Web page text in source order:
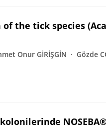
the tick species
Onur GİRİŞGİN Gözde